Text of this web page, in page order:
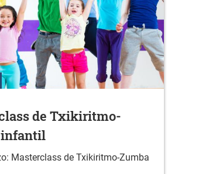
de Txikiritmo-
infantil
Masterclass de Txikiritmo-Zumba